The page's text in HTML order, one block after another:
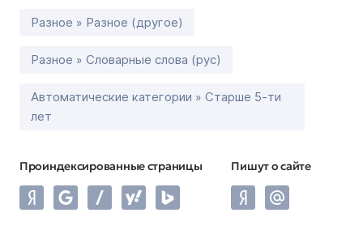
Разное » Разное (другое)
Разное » Словарные слова (рус)
Автоматические категории » Старше 5-ти
лет
Проиндексированные страницы Пишут о сайте